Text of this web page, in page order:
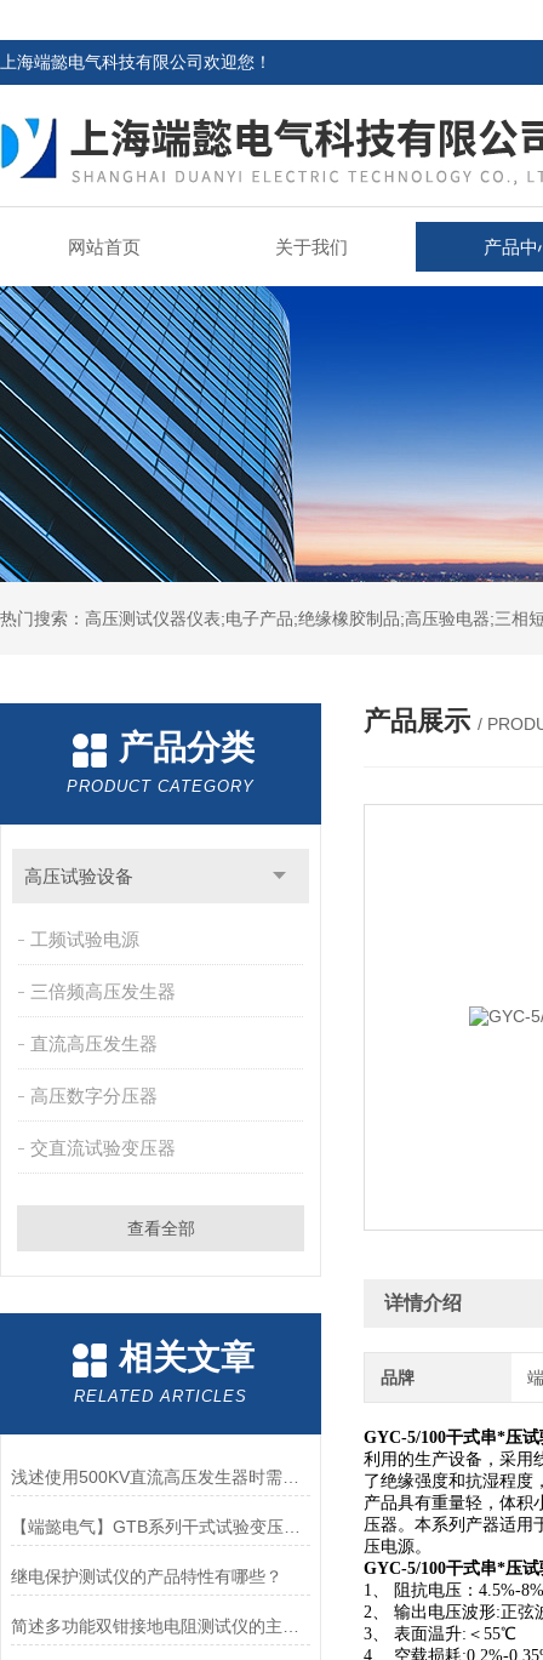
上海端懿电气科技有限公司欢迎您！
网站首页 关于我们 产品中
热门搜索：高压测试仪器仪表;电子产品;绝缘橡胶制品;高压验电器;三
产品分类
PRODUCT CATEGORY
高压试验设备
工频试验电源
三倍频高压发生器
直流高压发生器
高压数字分压器
交直流试验变压器
查看全部
相关文章
RELATED ARTICLES
浅述使用500KV直流高压发生器时需要注意的事项
【端懿电气】GTB系列干式试验变压器重量轻，操作方便
继电保护测试仪的产品特性有哪些？
产品展示 /
详情介绍
品牌
GYC-5/100干式串*压
利用的生产设备，采用
了绝缘强度和抗湿程度
产品具有重量轻，体积
压器。本系列产器适用
压电源。
GYC-5/100干式串*压
1、 阻抗电压：4.5%-8%
2、 输出电压波形:正弦
3、 表面温升:＜55℃
4、 空载损耗:0.2%-